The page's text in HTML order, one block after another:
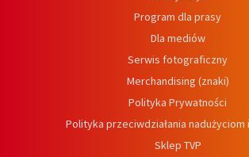
Program dla prasy
Dla mediów
Serwis fotograficzny
Merchandising (znaki)
Polityka Prywatności
Polityka przeciwdziałania nadużyciom
Sklep TVP